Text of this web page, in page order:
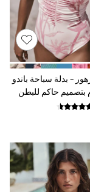
- بدلة سباحة باندو
بتصميم حاكم للبطن